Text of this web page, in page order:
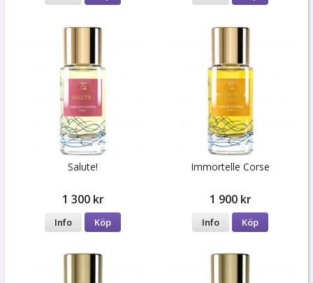
Salute!
1 300 kr
Info Köp
Immortelle Corse
1 900 kr
Info Köp